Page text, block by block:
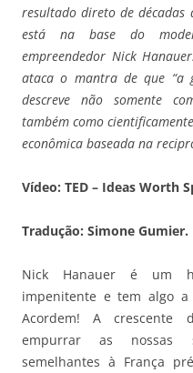
resultado direto de décadas
está na base do
empreendedor Nick
ataca o mantra de que “a
descreve não somente
também como
econômica baseada na
Vídeo: TED – Ideas Worth
Tradução: Simone Gumier.
Nick Hanauer é um
impenitente e tem algo a
Acordem! A crescente
empurrar as nossas
semelhantes à França